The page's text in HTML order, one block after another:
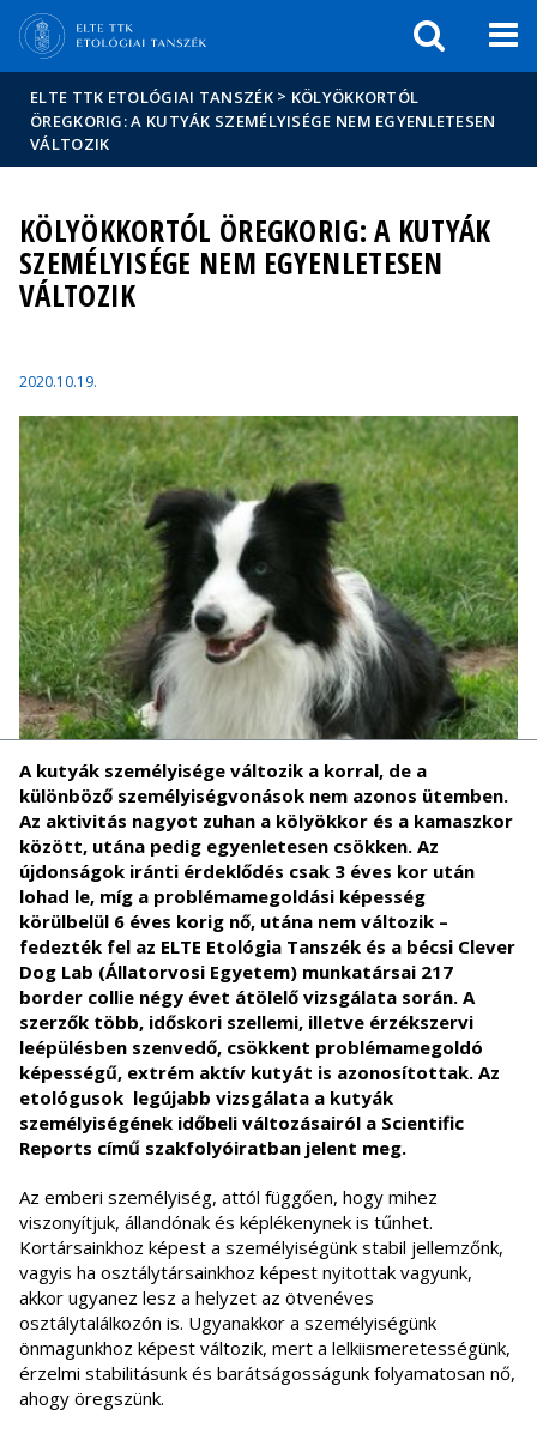
sajtóban
ELTE TTK ETOLÓGIAI TANSZÉK > KÖLYÖKKORTÓL
ÖREGKORIG: A KUTYÁK SZEMÉLYISÉGE NEM EGYENLETESEN
VÁLTOZIK
KÖLYÖKKORTÓL ÖREGKORIG: A KUTYÁK
SZEMÉLYISÉGE NEM EGYENLETESEN
VÁLTOZIK
2020.10.19.
A kutyák személyisége változik a korral, de a
különböző személyiségvonások nem azonos ütemben.
Az aktivitás nagyot zuhan a kölyökkor és a kamaszkor
között, utána pedig egyenletesen csökken. Az
újdonságok iránti érdeklődés csak 3 éves kor után
lohad le, míg a problémamegoldási képesség
körülbelül 6 éves korig nő, utána nem változik –
fedezték fel az ELTE Etológia Tanszék és a bécsi Clever
Dog Lab (Állatorvosi Egyetem) munkatársai 217
border collie négy évet átölelő vizsgálata során. A
szerzők több, időskori szellemi, illetve érzékszervi
leépülésben szenvedő, csökkent problémamegoldó
képességű, extrém aktív kutyát is azonosítottak. Az
etológusok legújabb vizsgálata a kutyák
személyiségének időbeli változásairól a Scientific
Reports című szakfolyóiratban jelent meg.
Az emberi személyiség, attól függően, hogy mihez
viszonyítjuk, állandónak és képlékenynek is tűnhet.
Kortársainkhoz képest a személyiségünk stabil jellemzőnk,
vagyis ha osztálytársainkhoz képest nyitottak vagyunk,
akkor ugyanez lesz a helyzet az ötvenéves
osztálytalálkozón is. Ugyanakkor a személyiségünk
önmagunkhoz képest változik, mert a lelkiismeretességünk,
érzelmi stabilitásunk és barátságosságunk folyamatosan nő,
ahogy öregszünk.